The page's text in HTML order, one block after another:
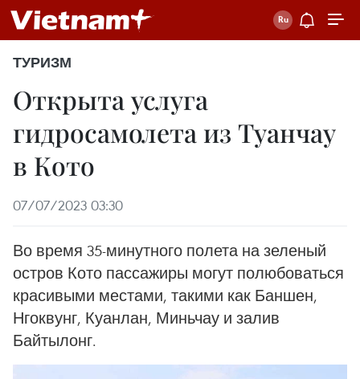
ТУРИЗМ
Открыта услуга
гидросамолета из Туанчау
в Кото
07/07/2023 03:30
Во время 35-минутного полета на зеленый
остров Кото пассажиры могут полюбоваться
красивыми местами, такими как Баншен,
Нгоквунг, Куанлан, Миньчау и залив
Байтылонг.